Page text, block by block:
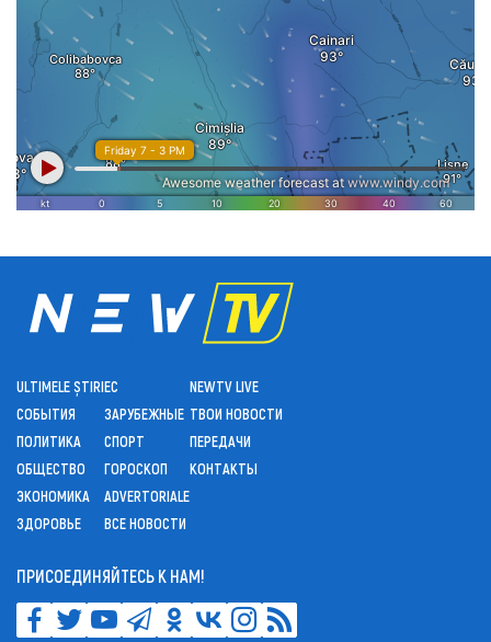
ULTIMELE ȘTIRI
СОБЫТИЯ
ПОЛИТИКА
ОБЩЕСТВО
ЭКОНОМИКА
ЗДОРОВЬЕ
ЕС
ЗАРУБЕЖНЫЕ
СПОРТ
ГОРОСКОП
ADVERTORIALE
ВСЕ НОВОСТИ
NEWTV LIVE
ТВОИ НОВОСТИ
ПЕРЕДАЧИ
КОНТАКТЫ
ПРИСОЕДИНЯЙТЕСЬ К НАМ!